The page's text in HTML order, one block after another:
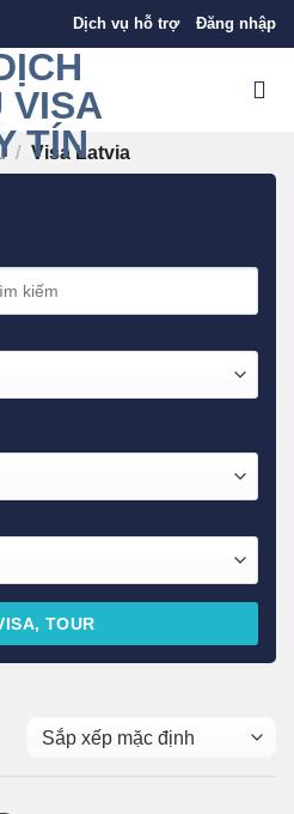
Dịch vụ hỗ trợ Đăng nhập
/ Visa Latvia
TOUR